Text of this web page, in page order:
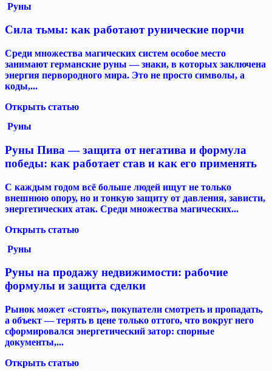
Руны
Сила тьмы: как работают рунические порчи
Среди множества магических систем особое место
занимают германские руны — знаки, в которых заключена
энергия первородного мира. Это не просто символы, а
коды,...
Открыть статью
Руны
Руны Пива — защита от негатива и формула
победы: как работает став и как его применять
С каждым годом всё больше людей ищут не только
внешнюю опору, но и тонкую защиту от давления, зависти,
энергетических атак. Среди множества магических...
Открыть статью
Руны
Руны на продажу недвижимости: рабочие
формулы и защита сделки
Рынок может «стоять», покупатели смотреть и пропадать,
а объект — терять в цене только оттого, что вокруг него
сформировался энергетический затор: спорные
документы,...
Открыть статью